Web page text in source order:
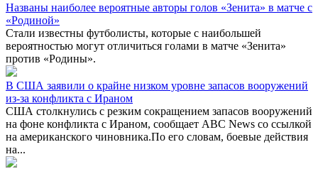
Названы наиболее вероятные авторы голов «Зенита» в матче с
«Родиной»
Стали известны футболисты, которые с наибольшей
вероятностью могут отличиться голами в матче «Зенита»
против «Родины».
В США заявили о крайне низком уровне запасов вооружений
из-за конфликта с Ираном
США столкнулись с резким сокращением запасов вооружений
на фоне конфликта с Ираном, сообщает ABC News со ссылкой
на американского чиновника.По его словам, боевые действия
на...